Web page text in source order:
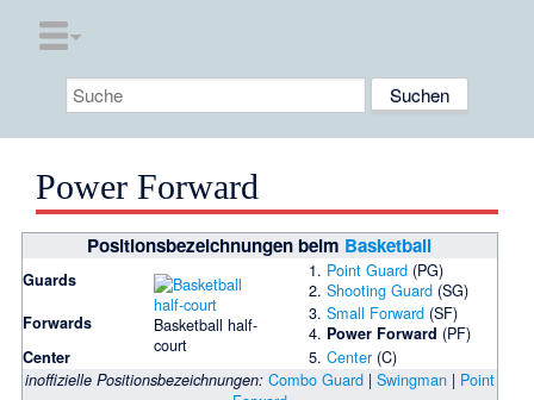
Power Forward
Positionsbezeichnungen beim Basketball
Guards
Basketball half-
court
1. Point Guard(PG)
2. Shooting Guard(SG)
Forwards 3. Small Forward(SF)
4. Power Forward (PF)
Center 5. Center(C)
inoffizielle Positionsbezeichnungen: Combo Guard| Swingman| Point